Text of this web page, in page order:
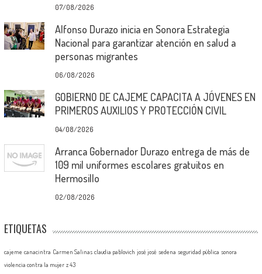
07/08/2026
Alfonso Durazo inicia en Sonora Estrategia
Nacional para garantizar atención en salud a
personas migrantes
06/08/2026
GOBIERNO DE CAJEME CAPACITA A JÓVENES EN
PRIMEROS AUXILIOS Y PROTECCIÓN CIVIL
04/08/2026
Arranca Gobernador Durazo entrega de más de
109 mil uniformes escolares gratuitos en
Hermosillo
02/08/2026
ETIQUETAS
cajeme canacintra Carmen Salinas claudia pablovich josé josé sedena seguridad pública sonora
violencia contra la mujer z 43